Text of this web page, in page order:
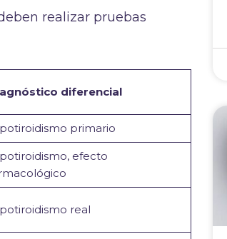
realizar pruebas
diferencial
primario
efecto
real